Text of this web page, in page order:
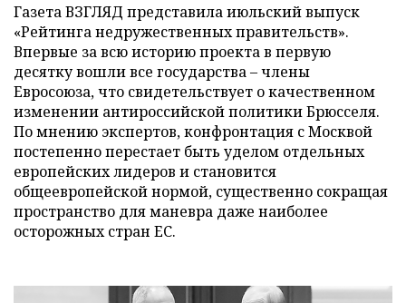
Газета ВЗГЛЯД представила июльский выпуск
«Рейтинга недружественных правительств».
Впервые за всю историю проекта в первую
десятку вошли все государства – члены
Евросоюза, что свидетельствует о качественном
изменении антироссийской политики Брюсселя.
По мнению экспертов, конфронтация с Москвой
постепенно перестает быть уделом отдельных
европейских лидеров и становится
общеевропейской нормой, существенно сокращая
пространство для маневра даже наиболее
осторожных стран ЕС.